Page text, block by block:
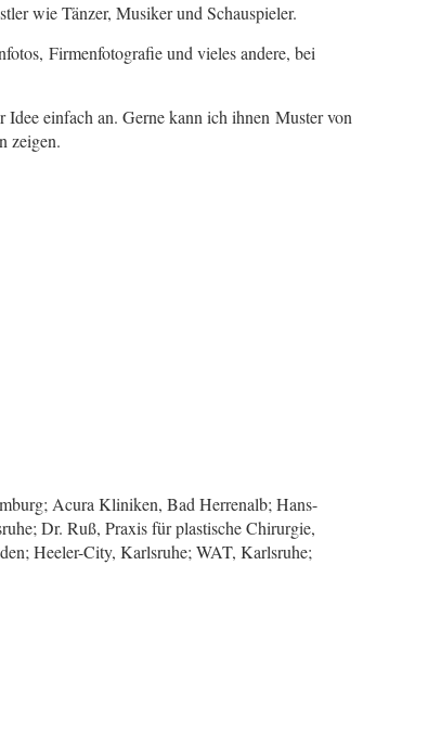
wie Tänzer, Musiker und Schauspieler.
Firmenfotografie und vieles andere, bei
Idee einfach an. Gerne kann ich ihnen Muster von
zeigen.
Acura Kliniken, Bad Herrenalb; Hans-
Dr. Ruß, Praxis für plastische Chirurgie,
Heeler-City, Karlsruhe; WAT, Karlsruhe;